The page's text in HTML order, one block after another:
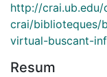
http://
crai/biblioteques/
virtual-buscant-
Resum